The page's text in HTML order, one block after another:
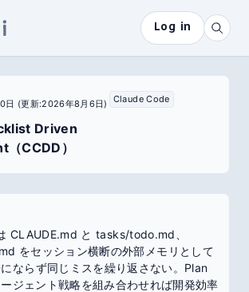
Log in
日 (更新:2026年8月6日) Claude Code
Driven
CCDD）
CLAUDE.md と tasks/todo.md、
をセッション横断の外部メモリとして
ならず同じミスを繰り返さない。Plan
ジェント戦略を組み合わせれば開発効率